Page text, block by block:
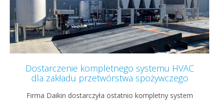
Dostarczenie kompletnego systemu HVAC
dla zakładu przetwórstwa spożywczego
Firma Daikin dostarczyła ostatnio kompletny system